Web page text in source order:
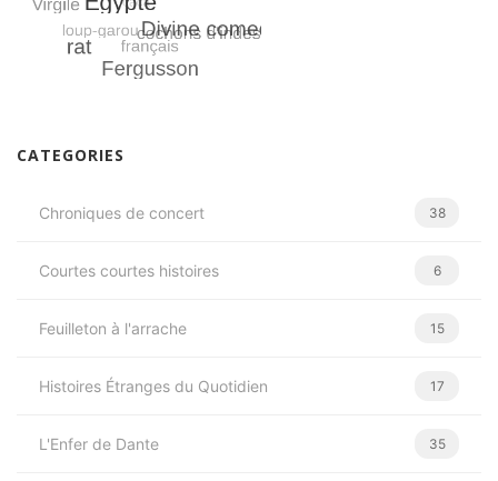
CATEGORIES
Chroniques de concert 38
Courtes courtes histoires 6
Feuilleton à l'arrache 15
Histoires Étranges du Quotidien 17
L'Enfer de Dante 35